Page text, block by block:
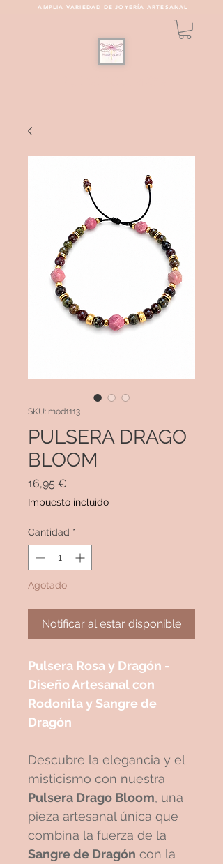
AMPLIA VARIEDAD DE JOYERÍA ARTESANAL
SKU: mod1113
PULSERA DRAGO
BLOOM
16,95 €
Impuesto incluido
Cantidad *
Agotado
Notificar al estar disponible
Pulsera Rosa y Dragón -
Diseño Artesanal con
Rodonita y Sangre de
Dragón
Descubre la elegancia y el
misticismo con nuestra
Pulsera Drago Bloom, una
pieza artesanal única que
combina la fuerza de la
Sangre de Dragón con la